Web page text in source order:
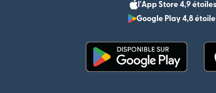
l'App Store 4,9 étoiles
Google Play 4,8